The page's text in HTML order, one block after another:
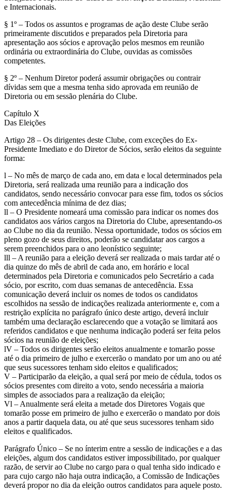
e Internacionais.
§ 1º – Todos os assuntos e programas de ação deste Clube serão
primeiramente discutidos e preparados pela Diretoria para
apresentação aos sócios e aprovação pelos mesmos em reunião
ordinária ou extraordinária do Clube, ouvidas as comissões
competentes.
§ 2º – Nenhum Diretor poderá assumir obrigações ou contrair
dívidas sem que a mesma tenha sido aprovada em reunião de
Diretoria ou em sessão plenária do Clube.
Capítulo X
Das Eleições
Artigo 28 – Os dirigentes deste Clube, com exceções do Ex-
Presidente Imediato e do Diretor de Sócios, serão eleitos da seguinte
forma:
l – No mês de março de cada ano, em data e local determinados pela
Diretoria, será realizada uma reunião para a indicação dos
candidatos, sendo necessário convocar para esse fim, todos os sócios
com antecedência mínima de dez dias;
ll – O Presidente nomeará uma comissão para indicar os nomes dos
candidatos aos vários cargos na Diretoria do Clube, apresentando-os
ao Clube no dia da reunião. Nessa oportunidade, todos os sócios em
pleno gozo de seus direitos, poderão se candidatar aos cargos a
serem preenchidos para o ano leonístico seguinte;
lll – A reunião para a eleição deverá ser realizada o mais tardar até o
dia quinze do mês de abril de cada ano, em horário e local
determinados pela Diretoria e comunicados pelo Secretário a cada
sócio, por escrito, com duas semanas de antecedência. Essa
comunicação deverá incluir os nomes de todos os candidatos
escolhidos na sessão de indicações realizada anteriormente e, com a
restrição explícita no parágrafo único deste artigo, deverá incluir
também uma declaração esclarecendo que a votação se limitará aos
referidos candidatos e que nenhuma indicação poderá ser feita pelos
sócios na reunião de eleições;
lV – Todos os dirigentes serão eleitos anualmente e tomarão posse
até o dia primeiro de julho e exercerão o mandato por um ano ou até
que seus sucessores tenham sido eleitos e qualificados;
V – Participarão da eleição, a qual será por meio de cédula, todos os
sócios presentes com direito a voto, sendo necessária a maioria
simples de associados para a realização da eleição;
Vl – Anualmente será eleita a metade dos Diretores Vogais que
tomarão posse em primeiro de julho e exercerão o mandato por dois
anos a partir daquela data, ou até que seus sucessores tenham sido
eleitos e qualificados.
Parágrafo Único – Se no ínterim entre a sessão de indicações e a das
eleições, algum dos candidatos estiver impossibilitado, por qualquer
razão, de servir ao Clube no cargo para o qual tenha sido indicado e
para cujo cargo não haja outra indicação, a Comissão de Indicações
deverá propor no dia da eleição outros candidatos para aquele posto.